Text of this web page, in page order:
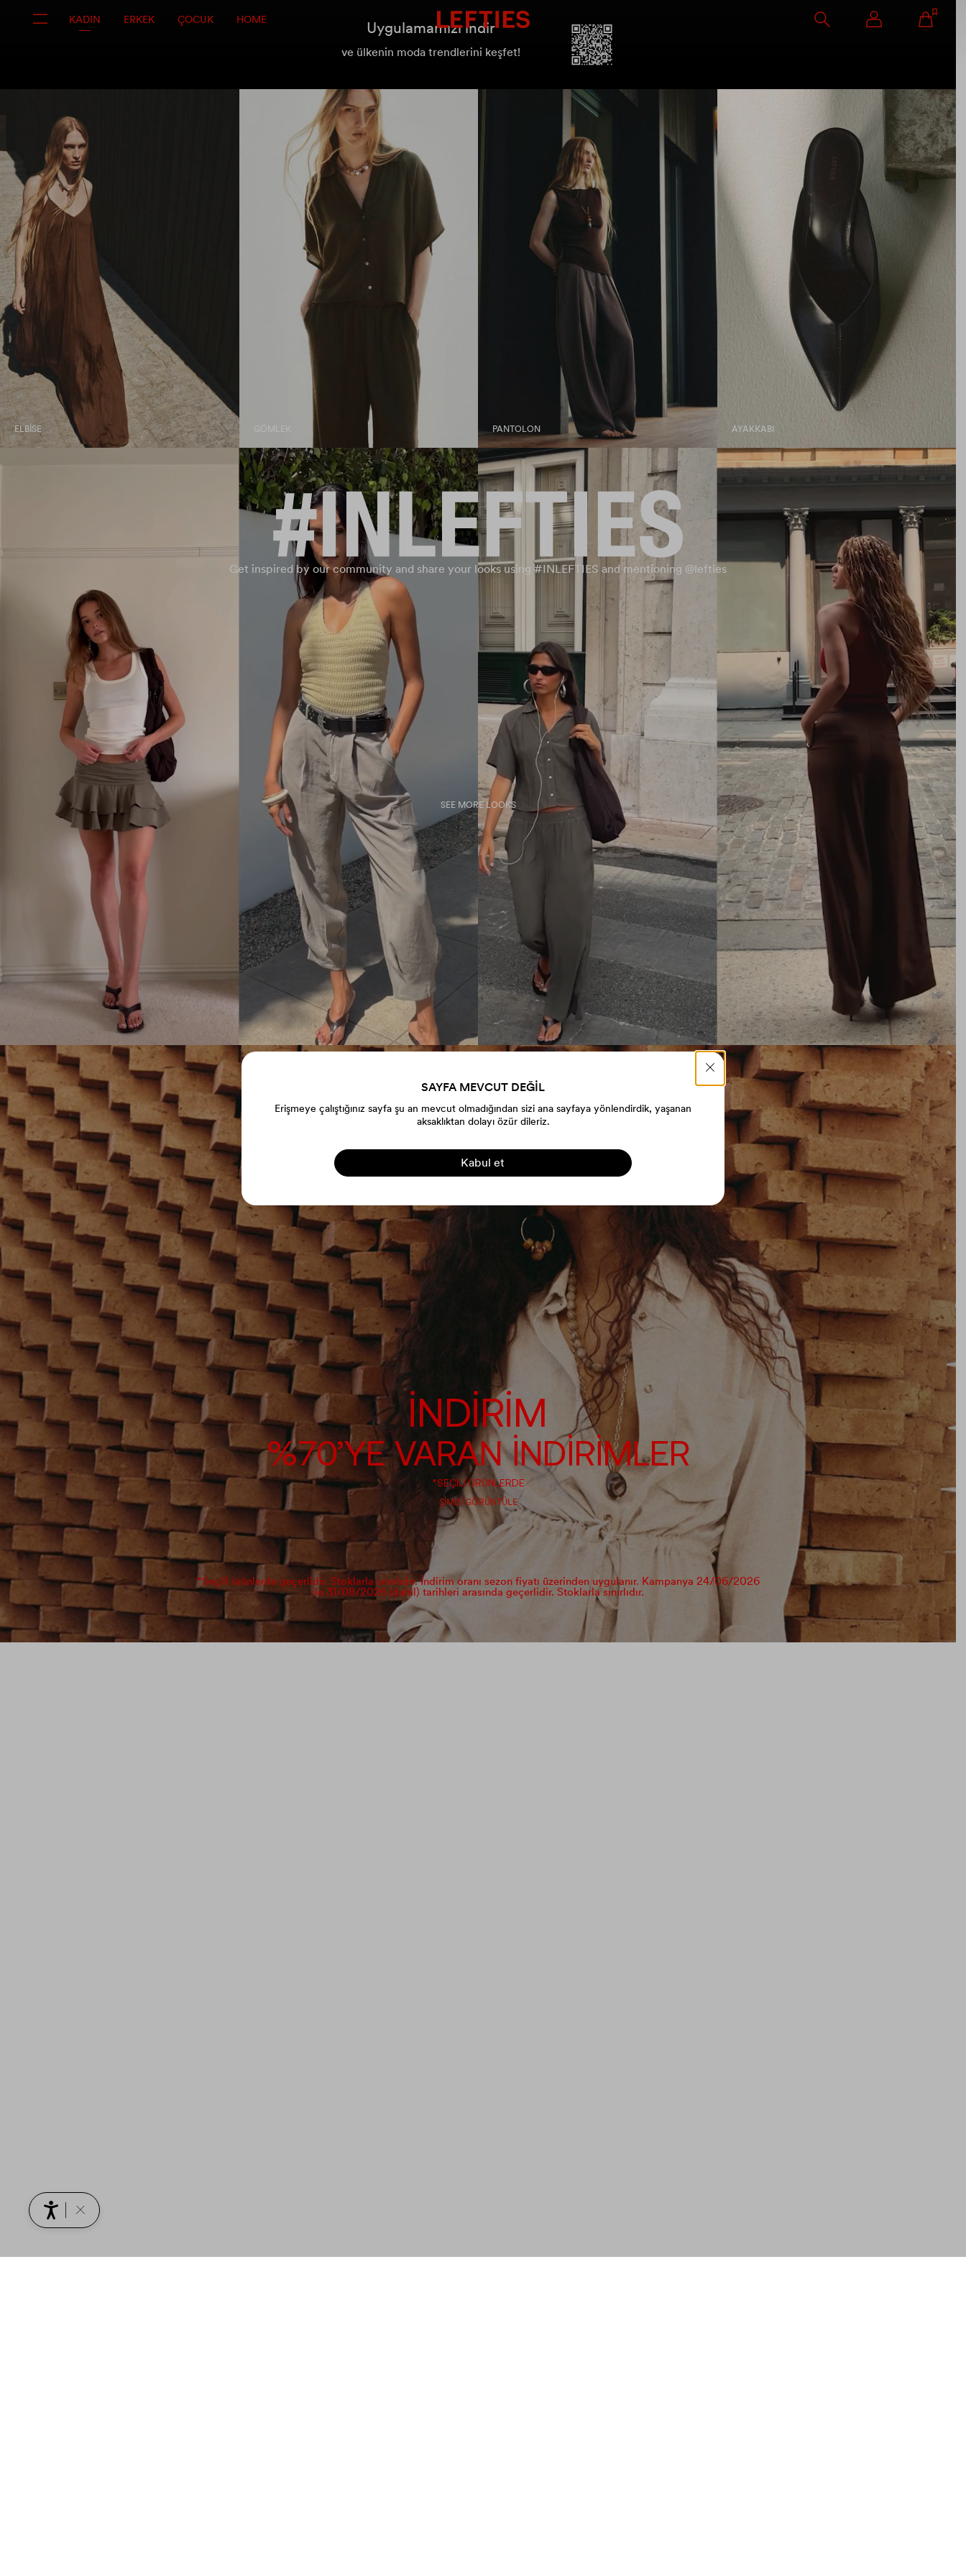
KADIN ERKEK ÇOCUK HOME Uygulamamızı indir
ve ülkenin moda trendlerini keşfet!
ELBISE GÖMLEK PANTOLON AYAKKABI
Get inspired by our community and share your looks using #INLEFTIES and mentioning @lefties
SEE MORE LOOKS
İNDİRİM
%70’YE VARAN İNDİRİMLER
*SEÇİLİ ÜRÜNLERDE
ŞIMDI GÖRÜNTÜLE
*Seçili ürünlerde geçerlidir. Stoklarla sınırlıdır. İndirim oranı sezon fiyatı üzerinden uygulanır. Kampanya 24/06/2026
ile 31/08/2026 (dahil) tarihleri arasında geçerlidir. Stoklarla sınırlıdır.
SAYFA MEVCUT DEĞİL
Erişmeye çalıştığınız sayfa şu an mevcut olmadığından sizi ana sayfaya yönlendirdik, yaşanan
aksaklıktan dolayı özür dileriz.